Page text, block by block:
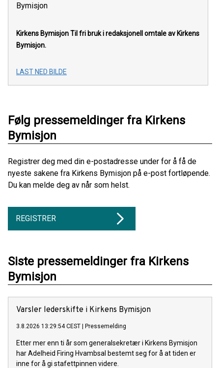
Bymisjon
Kirkens BymisjonTil fri bruk i redaksjonell omtale av Kirkens
Bymisjon.
LAST NED BILDE
Følg pressemeldinger fra Kirkens
Bymisjon
Registrer deg med din e-postadresse under for å få de
nyeste sakene fra Kirkens Bymisjon på e-post fortløpende.
Du kan melde deg av når som helst.
REGISTRER
Siste pressemeldinger fra Kirkens
Bymisjon
Varsler lederskifte i Kirkens Bymisjon
3.8.2026 13:29:54 CEST Pressemelding
Etter mer enn ti år som generalsekretær i Kirkens Bymisjon
har Adelheid Firing Hvambsal bestemt seg for å at tiden er
inne for å gi stafettpinnen videre.